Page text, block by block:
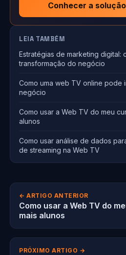
Conhecer a
LEIA TAMBÉM
Estratégias de marketing digital:
transformação do negócio
Como uma web TV online pode
negócio
Como usar a Web TV do meu
alunos
Como usar análise de dados
de streaming na Web TV
← ARTIGO ANTERIOR
Como usar a Web TV do
mais alunos
PRÓXIMO ARTIGO →